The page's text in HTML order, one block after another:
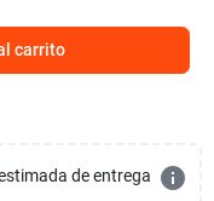
carrito
de entrega info